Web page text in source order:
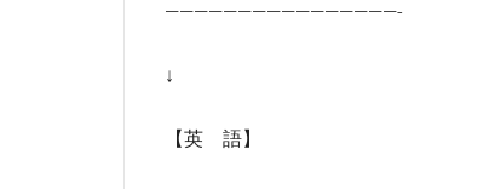
————————————————-
↓
【英 語】